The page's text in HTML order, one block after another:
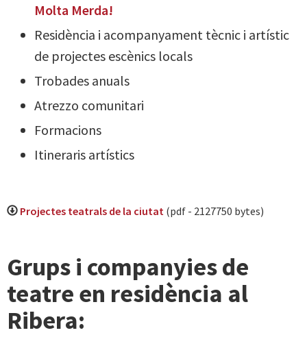
Molta Merda!
Residència i acompanyament tècnic i artístic
de projectes escènics locals
Trobades anuals
Atrezzo comunitari
Formacions
Itineraris artístics
Projectes teatrals de la ciutat (pdf - 2127750 bytes)
Grups i companyies de
teatre en residència al
Ribera: